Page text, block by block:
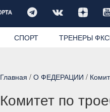
СПОРТ ТРЕНЕРЫ
Главная / О ФЕДЕРАЦИИ /
Комитет по